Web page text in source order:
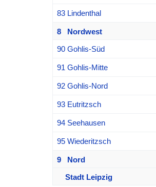
83 Lindenthal
8 Nordwest
90 Gohlis-Süd
91 Gohlis-Mitte
92 Gohlis-Nord
93 Eutritzsch
94 Seehausen
95 Wiederitzsch
9 Nord
Stadt Leipzig